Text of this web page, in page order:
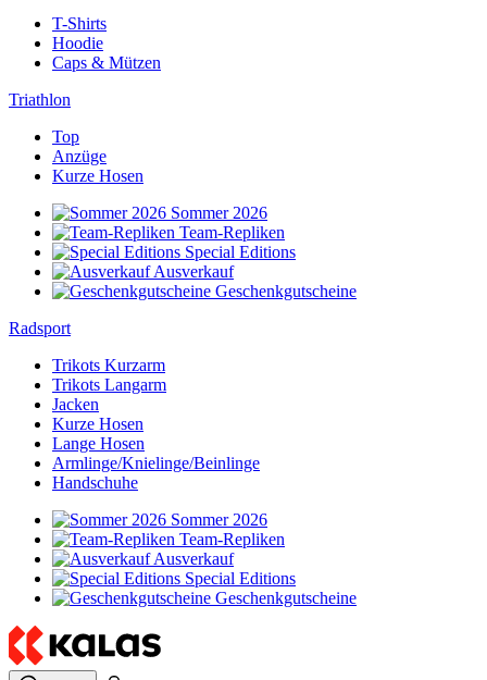
T-Shirts
Hoodie
Caps & Mützen
Triathlon
Top
Anzüge
Kurze Hosen
Sommer 2026
Team-Repliken
Special Editions
Ausverkauf
Geschenkgutscheine
Radsport
Trikots Kurzarm
Trikots Langarm
Jacken
Kurze Hosen
Lange Hosen
Armlinge/Knielinge/Beinlinge
Handschuhe
Sommer 2026
Team-Repliken
Ausverkauf
Special Editions
Geschenkgutscheine